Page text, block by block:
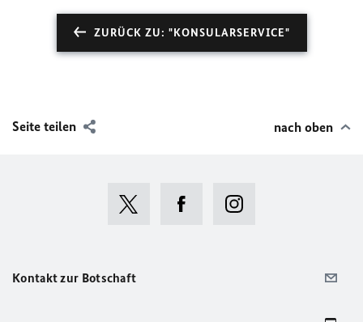
ZURÜCK ZU: "KONSULARSERVICE"
Seite teilen nach oben
Kontakt zur Botschaft